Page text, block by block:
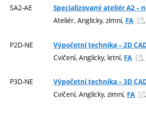
SA2-AE Specializovaný ateliér A2 –
Ateliér, Anglicky, zimní, FA ,
P2D-NE Výpočetní technika – 2D
Cvičení, Anglicky, letní, FA ,
P3D-NE Výpočetní technika – 3D
Cvičení, Anglicky, zimní, FA ,